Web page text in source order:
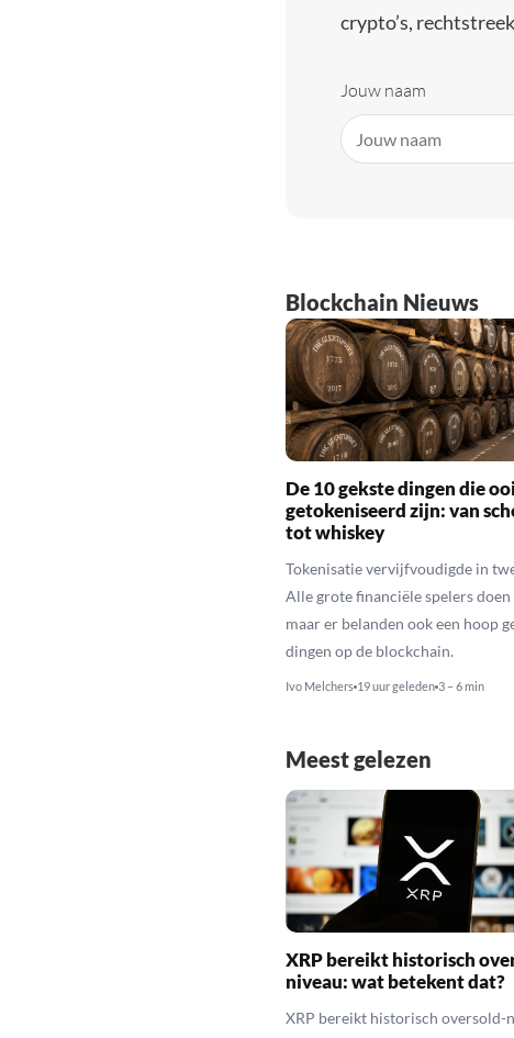
crypto’s,
Jouw naam
Blockchain Nieuws
De 10 gekste dingen die
getokeniseerd zijn: van
tot whiskey
Tokenisatie vervijfvoudigde in
Alle grote financiële spelers doen
maar er belanden ook een hoop
dingen op de blockchain.
Ivo Melchers 19 uur geleden 3 – 6 min
Meest gelezen
XRP bereikt historisch
niveau: wat betekent dat?
XRP bereikt historisch oversold-